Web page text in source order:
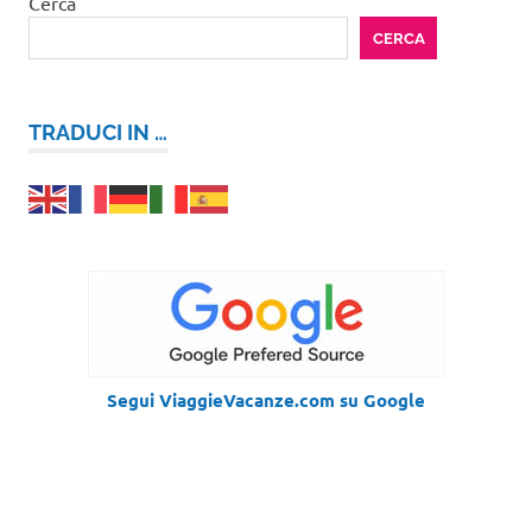
CERCA
TRADUCI IN …
Segui ViaggieVacanze.com su Google